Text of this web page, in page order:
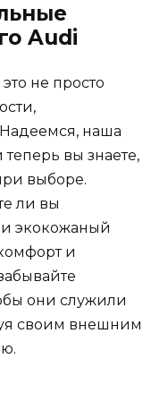
Audi
не просто
наша
теперь вы знаете,
выборе.
ли вы
экокожаный
и
они служили
своим внешним